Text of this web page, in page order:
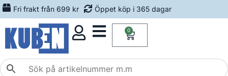
Fri frakt från 699 kr Öppet köp i 365 dagar
0